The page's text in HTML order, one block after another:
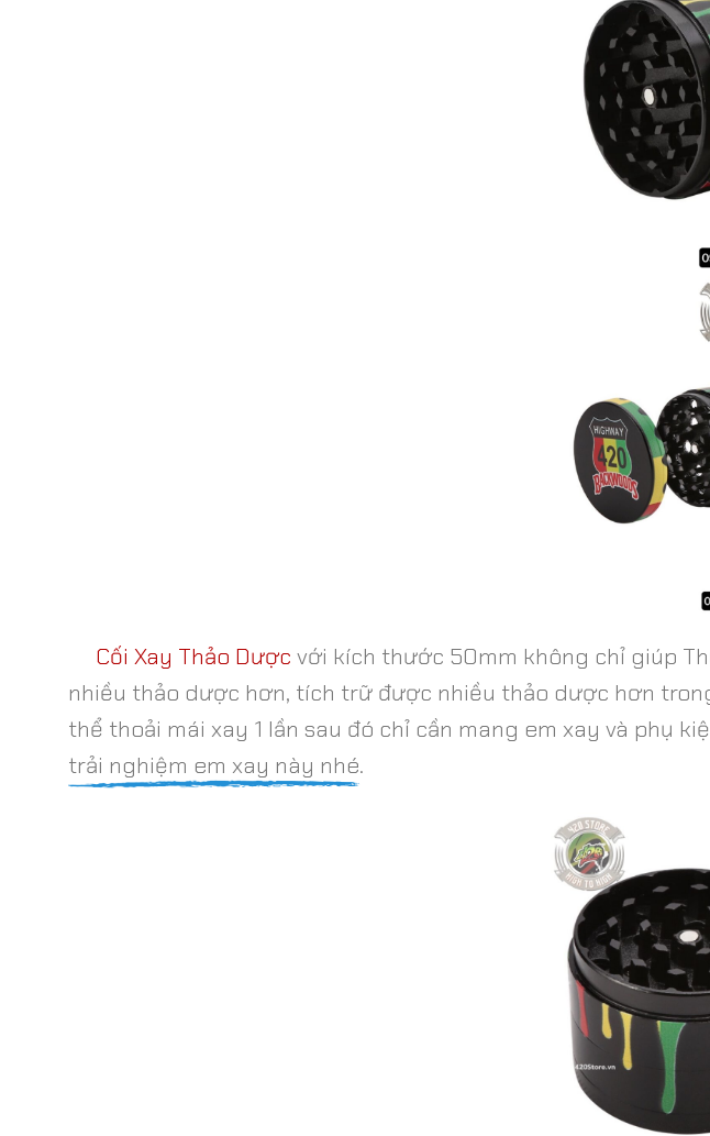
Cối Xay Thảo Dược với kích thước 50mm không chỉ giúp
nhiều thảo dược hơn, tích trữ được nhiều thảo dược hơn
thể thoải mái xay 1 lần sau đó chỉ cần mang em xay và phụ
trải nghiệm em xay này nhé.